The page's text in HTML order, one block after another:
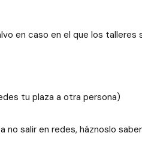
salvo en caso en el que los
tu plaza a otra persona)
no salir en redes, háznoslo